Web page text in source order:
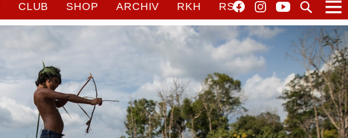
CLUB SHOP ARCHIV RKH RSO